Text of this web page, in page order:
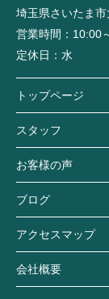
埼玉県さいたま
営業時間： 10:00
定休日： 水
トップページ
スタッフ
お客様の声
ブログ
アクセスマップ
会社概要